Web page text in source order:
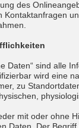
des
Kontaktanfragen
Daten“ sind alle
wird eine
zu
mit oder ohne